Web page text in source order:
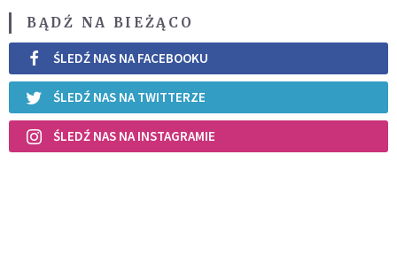
BĄDŹ NA BIEŻĄCO
ŚLEDŹ NAS NA FACEBOOKU
ŚLEDŹ NAS NA TWITTERZE
ŚLEDŹ NAS NA INSTAGRAMIE